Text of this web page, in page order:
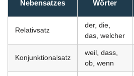
Nebensatzes
Wörter
Relativsatz
der, die,
das, welcher
Konjunktionalsatz
weil, dass,
ob, wenn